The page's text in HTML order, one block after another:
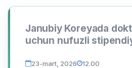
Janubiy Koreyada
uchun nufuzli
23-mart, 2026 12.00